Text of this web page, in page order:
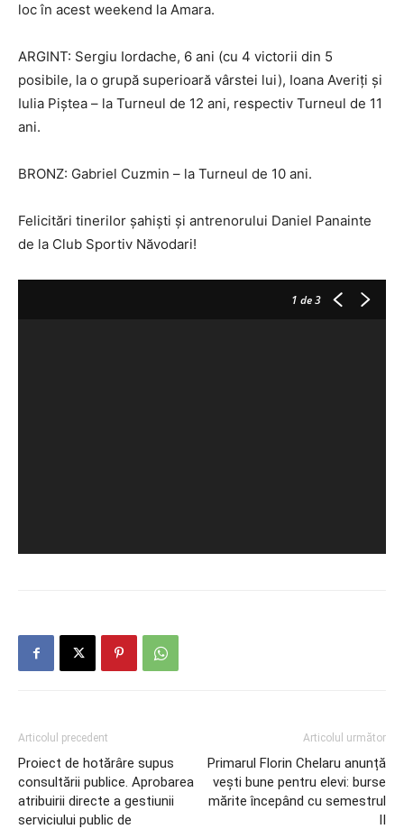
loc în acest weekend la Amara.
ARGINT: Sergiu Iordache, 6 ani (cu 4 victorii din 5
posibile, la o grupă superioară vârstei lui), Ioana Averiți și
Iulia Piștea – la Turneul de 12 ani, respectiv Turneul de 11
ani.
BRONZ: Gabriel Cuzmin – la Turneul de 10 ani.
Felicitări tinerilor șahiști și antrenorului Daniel Panainte
de la Club Sportiv Năvodari!
1 de 3
Articolul precedent
Proiect de hotărâre supus
consultării publice. Aprobarea
atribuirii directe a gestiunii
serviciului public de
Articolul următor
Primarul Florin Chelaru anunță
vești bune pentru elevi: burse
mărite începând cu semestrul
II